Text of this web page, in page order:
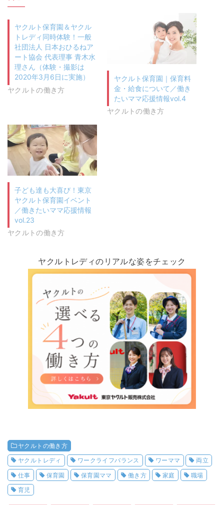
ヤクルト保育園＆ヤクル
トレディ同時体験！一般
社団法人 日本おひるねア
ート協会 代表理事 青木水
理さん（体験・撮影は
2020年3月6日に実施）
ヤクルトの働き方
ヤクルト保育園｜保育料
金・給食について／働き
たいママ応援情報vol.4
ヤクルトの働き方
子ども達も大喜び！東京
ヤクルト保育園イベント
／働きたいママ応援情報
vol.23
ヤクルトの働き方
ヤクルトレディのリアルな姿をチェック
ヤクルトの働き方
ヤクルトレディ
ワークライフバランス ワーママ
両立
仕事
保育園 保育園ママ 働き方 家庭
職場
育児